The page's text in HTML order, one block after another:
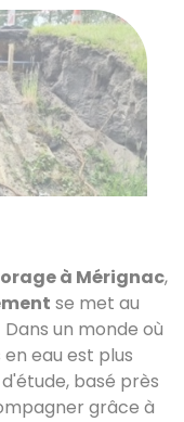
à Mérignac,
se met au
un monde où
eau est plus
basé près
grâce à